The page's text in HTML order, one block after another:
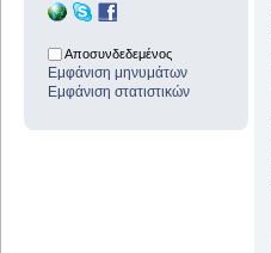
Αποσυνδεδεμένος
Εμφάνιση μηνυμάτων
Εμφάνιση στατιστικών